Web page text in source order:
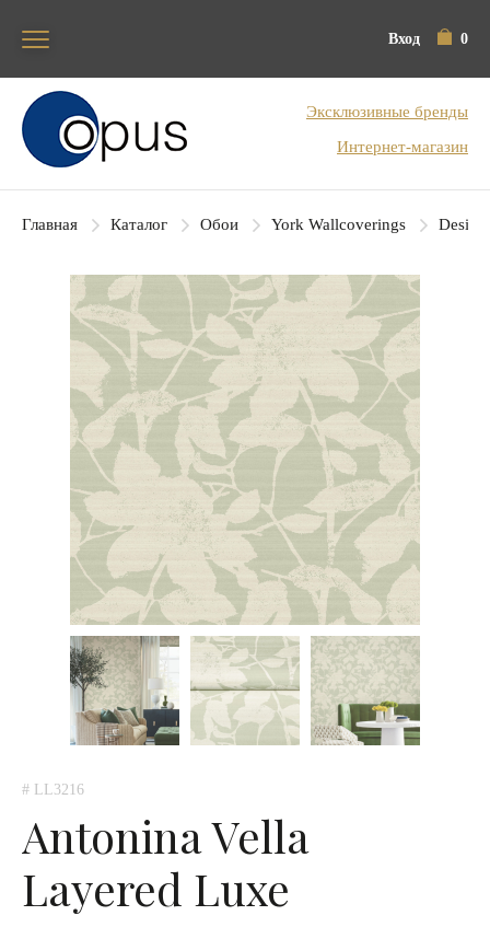
Вход 0
Блок поиска
Эксклюзивные бренды
Интернет-магазин
Главная Каталог Обои York Wallcoverings
# LL3216
Antonina Vella
Layered Luxe